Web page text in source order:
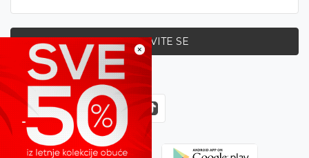
×
PRIJAVITE SE
Zapratite nas